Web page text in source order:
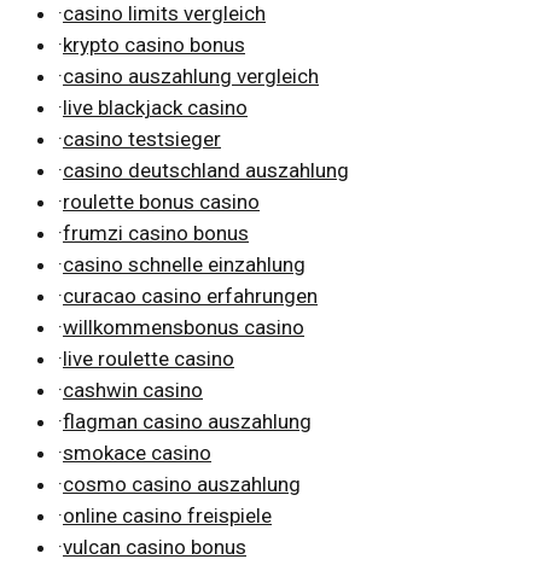
·casino limits vergleich
·krypto casino bonus
·casino auszahlung vergleich
·live blackjack casino
·casino testsieger
·casino deutschland auszahlung
·roulette bonus casino
·frumzi casino bonus
·casino schnelle einzahlung
·curacao casino erfahrungen
·willkommensbonus casino
·live roulette casino
·cashwin casino
·flagman casino auszahlung
·smokace casino
·cosmo casino auszahlung
·online casino freispiele
·vulcan casino bonus